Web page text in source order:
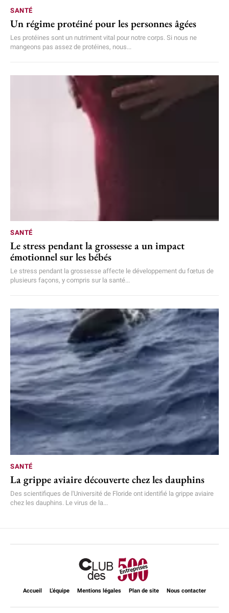
SANTÉ
Un régime protéiné pour les personnes âgées
Les protéines sont un nutriment vital pour notre corps. Si nous ne
mangeons pas assez de protéines, nous...
SANTÉ
Le stress pendant la grossesse a un impact
émotionnel sur les bébés
Le stress pendant la grossesse affecte le développement du fœtus de
plusieurs façons, y compris sur la santé...
SANTÉ
La grippe aviaire découverte chez les dauphins
Des scientifiques de l'Université de Floride ont identifié la grippe aviaire
chez les dauphins. Le virus de la...
Accueil L’équipe Mentions légales Plan de site Nous contacter